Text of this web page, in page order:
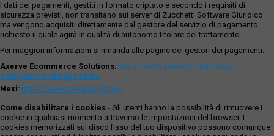
I dati dei pagamenti, gestiti in formato criptato e secondo i requisiti di
sicurezza previsti, non transitano sui server di Zucchetti Software Giuridico
ma vengono acquisiti direttamente dal gestore del servizio di pagamento
richiesto il quale agirà in qualità di autonomo titolare del trattamento.
Per maggiori informazioni si rimanda alle pagine dei gestori dei pagamenti:
Axerve Ecommerce Solutions: https://www.axerve.com/privacy-
policy/servizi-di-pagamento
Nexi: https://www.nexi.it/it/privacy
Come disabilitare i cookies - Gli utenti hanno la possibilità di rimuovere i
cookie in qualsiasi momento attraverso le impostazioni del browser. I
cookies memorizzati sul disco fisso del tuo dispositivo possono comunque